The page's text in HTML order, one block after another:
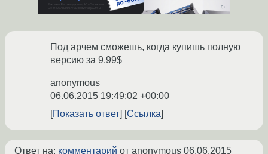
Под арчем сможешь, когда купишь полную
версию за 9.99$
anonymous
06.06.2015 19:49:02 +00:00
Показать ответ
Ссылка
Ответ на: комментарий от anonymous 06.06.2015